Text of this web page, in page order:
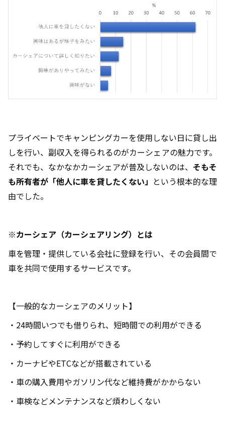
プライベートでキャンピングカーを使用しない日に貸し出
しを行い、副収入を得られるのがカーシェアの魅力です。
それでも、なかなかカーシェアが普及しないのは、 そもそ
も所有者が「他人に車を貸したくない」 という根本的な理
由でした。
※カーシェア（カーシェアリング）とは
車を管理・提供している会社に登録を行い、その会員間で
車を共同で使用するサービスです。
【一般的なカーシェアのメリット】
・24時間いつでも借りられ、短時間での利用ができる
・予約してすぐに利用ができる
・カーナビやETCなどが搭載されている
・車の購入費用やガソリン代など維持費がかからない
・車検などメンテナンスなど煩わしくない